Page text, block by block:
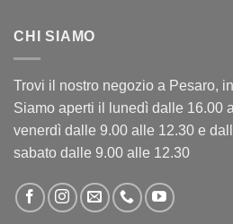
CHI SIAMO
Trovi il nostro negozio a Pesaro,
Siamo aperti il lunedì dalle 16.00
venerdì dalle 9.00 alle 12.30 e
sabato dalle 9.00 alle 12.30